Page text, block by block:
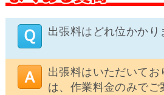
出張料はどれ位かかり
出張料はいただいて
は、作業料金のみでご